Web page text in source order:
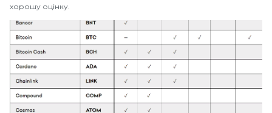
хорошу оцінку.